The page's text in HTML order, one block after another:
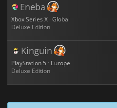
Eneba
Xbox Series X · Global
Deluxe Edition
Kinguin
PlayStation 5 · Europe
Deluxe Edition